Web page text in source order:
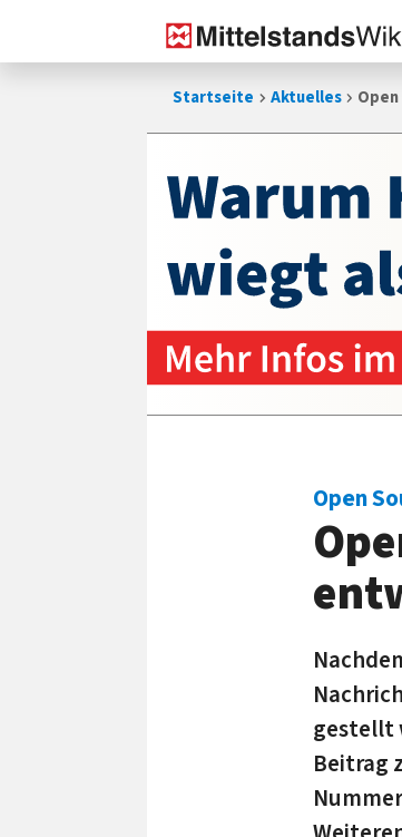
Startseite Aktuelles
Open
ge­stellt
Beitrag